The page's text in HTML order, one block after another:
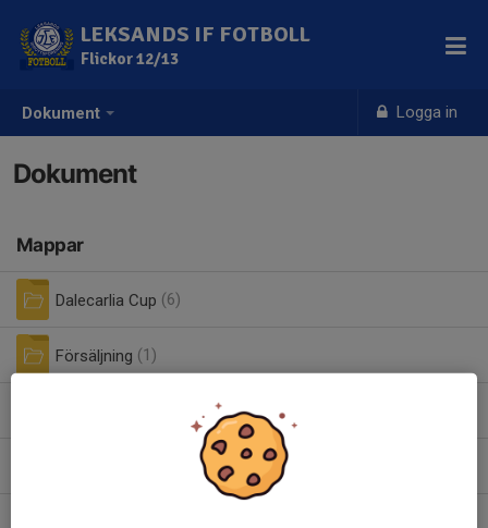
Dokument Logga in
LEKSANDS IF FOTBOLL
Flickor 12/13
Dokument
Mappar
Dalecarlia Cup (6)
Försäljning (1)